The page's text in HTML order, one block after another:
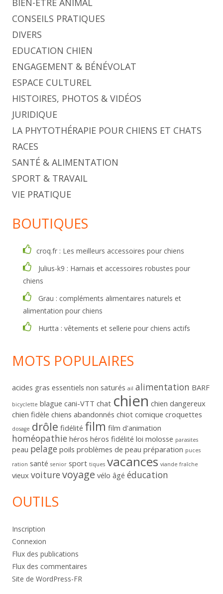
BIEN-ÊTRE ANIMAL
CONSEILS PRATIQUES
DIVERS
EDUCATION CHIEN
ENGAGEMENT & BÉNÉVOLAT
ESPACE CULTUREL
HISTOIRES, PHOTOS & VIDÉOS
JURIDIQUE
LA PHYTOTHÉRAPIE POUR CHIENS ET CHATS
RACES
SANTÉ & ALIMENTATION
SPORT & TRAVAIL
VIE PRATIQUE
BOUTIQUES
croq.fr : Les meilleurs accessoires pour chiens
Julius-k9 : Harnais et accessoires robustes pour
chiens
Grau : compléments alimentaires naturels et
alimentation pour chiens
Hurtta : vêtements et sellerie pour chiens actifs
MOTS POPULAIRES
acides gras essentiels non saturés ail alimentation BARF
bicyclette blague cani-VTT chat chien chien dangereux
chien fidèle chiens abandonnés chiot comique croquettes
dosage drôle fidélité film film d'animation
homéopathie héros héros fidélité loi molosse parasites
peau pelage poils problèmes de peau préparation puces
ration santé senior sport tiques vacances viande fraîche
vieux voiture voyage vélo âgé éducation
OUTILS
Inscription
Connexion
Flux des publications
Flux des commentaires
Site de WordPress-FR